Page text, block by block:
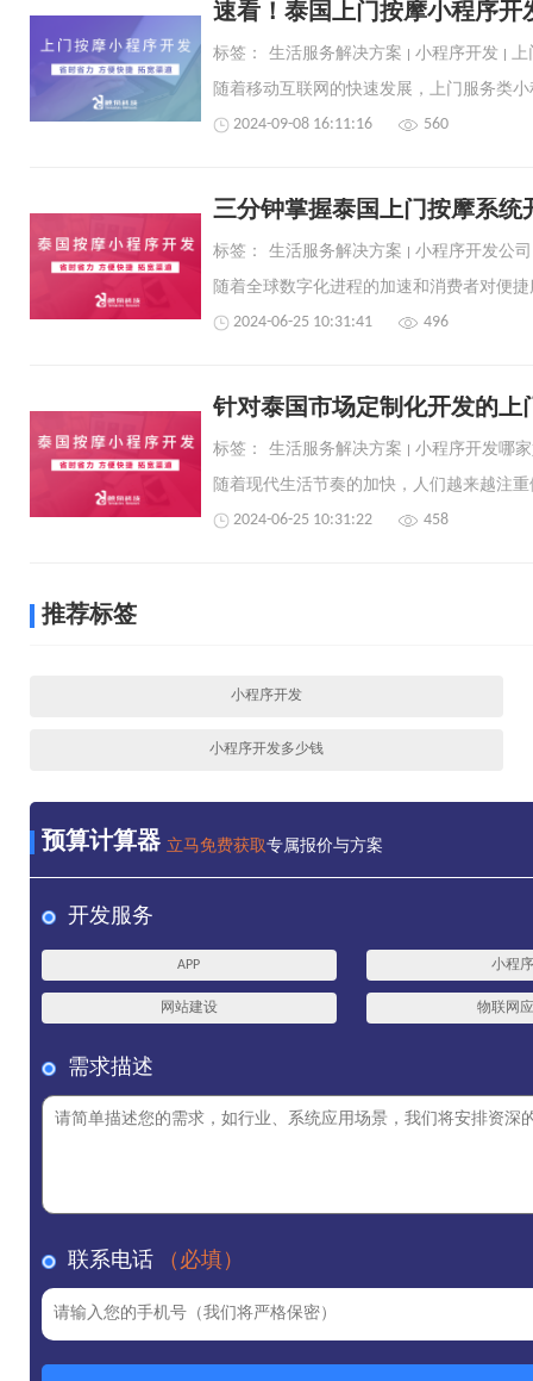
速看！泰国上门按摩小程序开
标签： 生活服务解决方案 小程序开发 上
2024-09-08 16:11:16 560
三分钟掌握泰国上门按摩系
标签： 生活服务解决方案 小程序开发公司
2024-06-25 10:31:41 496
针对泰国市场定制化开发的
标签： 生活服务解决方案 小程序开发哪
2024-06-25 10:31:22 458
推荐标签
小程序开发
小程序开发多少钱
预算计算器 立马免费获取专属报价与方案
开发服务
APP 小程
网站建设 物联网
需求描述
联系电话 （必填）